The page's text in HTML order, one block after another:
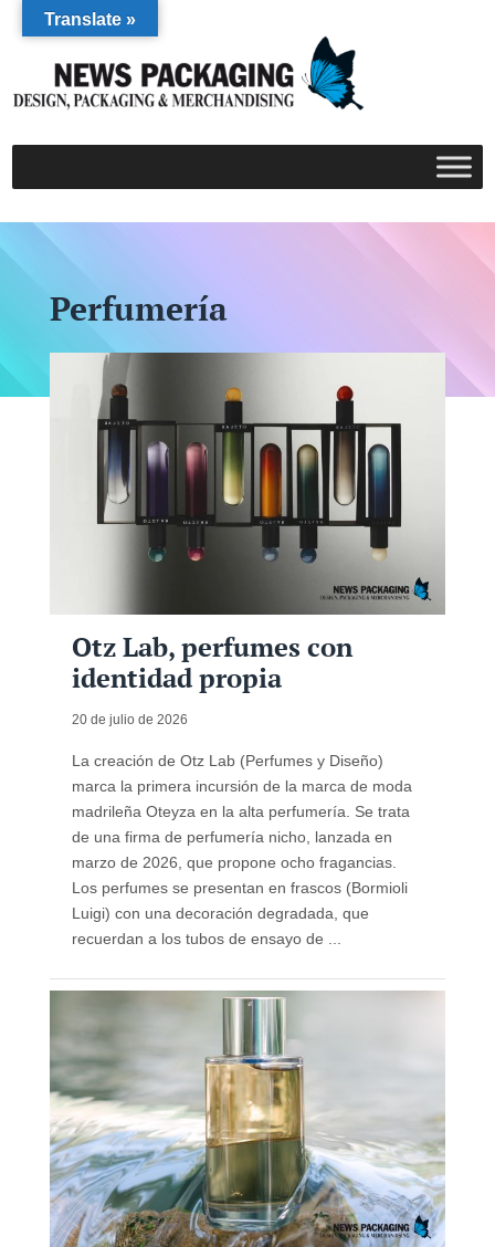
Perfumería
Otz Lab, perfumes con
identidad propia
20 de julio de 2026
La creación de Otz Lab (Perfumes y Diseño)
marca la primera incursión de la marca de moda
madrileña Oteyza en la alta perfumería. Se trata
de una firma de perfumería nicho, lanzada en
marzo de 2026, que propone ocho fragancias.
Los perfumes se presentan en frascos (Bormioli
Luigi) con una decoración degradada, que
recuerdan a los tubos de ensayo de ...
Translate »